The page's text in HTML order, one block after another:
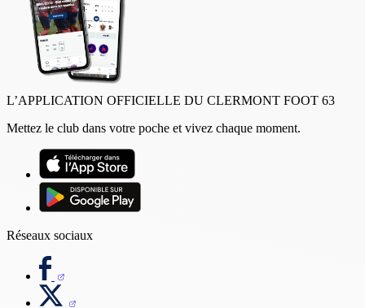
L’APPLICATION OFFICIELLE DU CLERMONT FOOT 63
Mettez le club dans votre poche et vivez chaque moment.
Réseaux sociaux